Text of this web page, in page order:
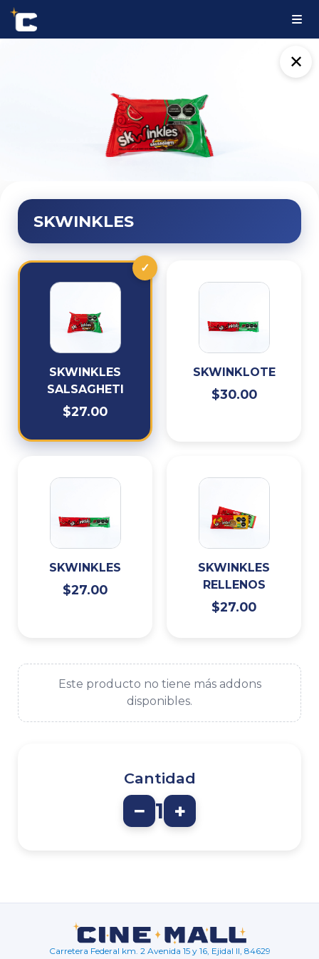
✕
SKWINKLES
✓
SKWINKLES
SALSAGHETI
$27.00
SKWINKLOTE
$30.00
SKWINKLES
$27.00
SKWINKLES
RELLENOS
$27.00
Este producto no tiene más addons
disponibles.
Cantidad
− 1 +
Carretera Federal km. 2 Avenida 15 y 16, Ejidal II, 84629